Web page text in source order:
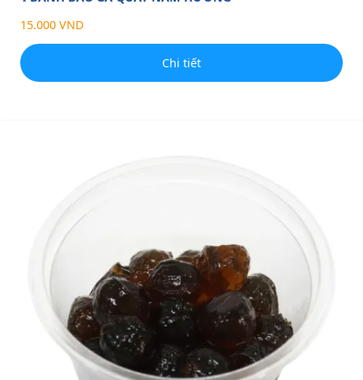
15.000 VND
Chi tiết